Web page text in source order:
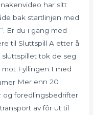
har sitt
bak startlinjen med
Er du i gang med
til Sluttspill A etter å
sluttspillet tok de seg
Fyllingen 1 med
Mer enn 20
og foredlingsbedrifter
av fôr ut til